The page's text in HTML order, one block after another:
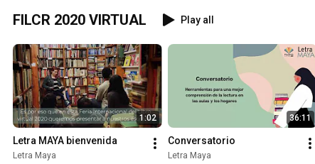
FILCR 2020 VIRTUAL Play all
1:02
Letra MAYA bienvenida
Letra Maya
36:11
Conversatorio
Letra Maya